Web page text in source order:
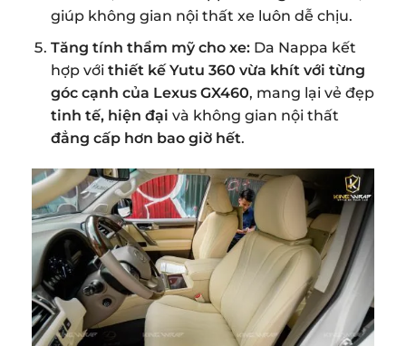
giúp không gian nội thất xe luôn dễ chịu.
Tăng tính thẩm mỹ cho xe:Da Nappa kết
hợp với thiết kế Yutu 360 vừa khít với từng
góc cạnh của Lexus GX460, mang lại vẻ đẹp
tinh tế, hiện đại và không gian nội thất
đẳng cấp hơn bao giờ hết.